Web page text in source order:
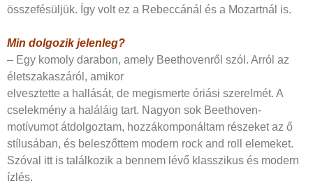
összefésüljük. Így volt ez a Rebeccánál és a Mozartnál is.
Min dolgozik jelenleg?
– Egy komoly darabon, amely Beethovenről szól. Arról az
életszakaszáról, amikor
elvesztette a hallását, de megismerte óriási szerelmét. A
cselekmény a haláláig tart. Nagyon sok Beethoven-
motívumot átdolgoztam, hozzákomponáltam részeket az ő
stílusában, és beleszőttem modern rock and roll elemeket.
Szóval itt is találkozik a bennem lévő klasszikus és modern
ízlés.